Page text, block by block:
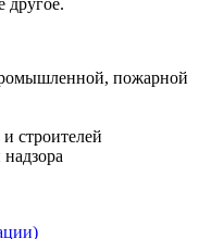
пожарной
строителей